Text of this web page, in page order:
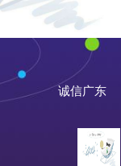
诚信广东
闻